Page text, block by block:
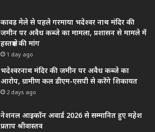
कावड़ मेले से पहले गरमाया भदेश्वर नाथ मंदिर की
जमीन पर अवैध कब्जे का मामला, प्रशासन से मामले में
हस्तक्षेप की मांग
1 day ago
भदेश्वरनाथ मंदिर की जमीन पर अवैध कब्जे का
आरोप, ग्रामीण कल डीएम-एसपी से करेंगे शिकायत
2 days ago
नेशनल आइकॉन अवार्ड 2026 से सम्मानित हुए महेश
प्रताप श्रीवास्तव